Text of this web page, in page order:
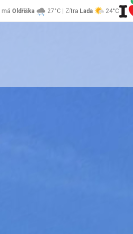
Oldřiška 27°C | Zítra Lada 24°C